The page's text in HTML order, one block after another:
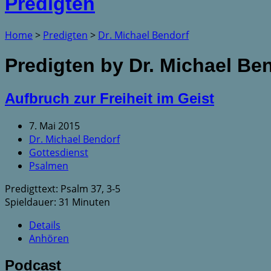
Home > Predigten > Dr. Michael Bendorf
Predigten by Dr. Michael
Aufbruch zur Freiheit im Geist
7. Mai 2015
Dr. Michael Bendorf
Gottesdienst
Psalmen
Predigttext: Psalm 37, 3-5
Spieldauer: 31 Minuten
Details
Anhören
Podcast